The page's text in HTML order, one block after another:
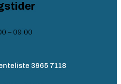
– 09.00
3965 7118